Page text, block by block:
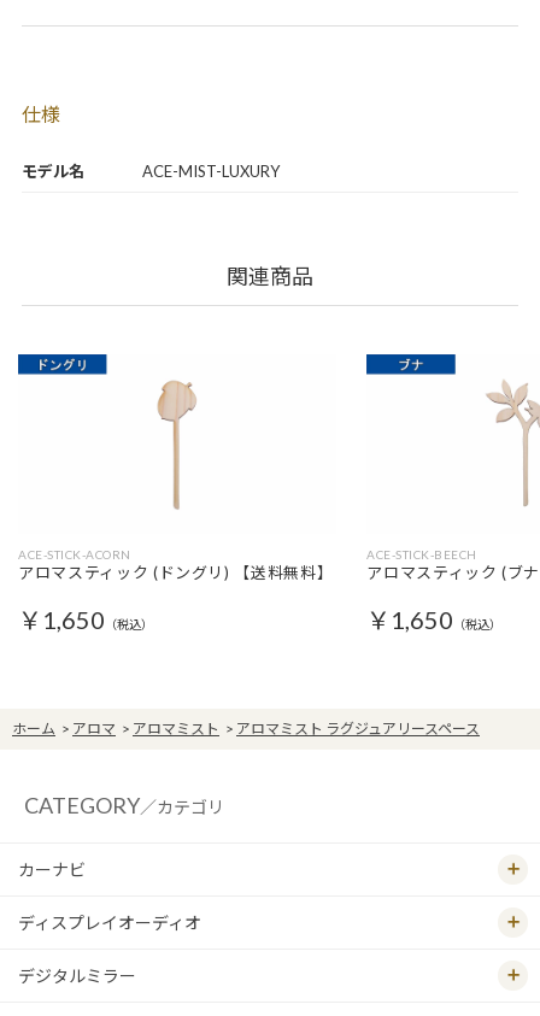
モデル名 ACE-MIST-LUXURY
仕様
関連商品
ACE-STICK-ACORN
アロマスティック (ドングリ) 【送料無料】
￥1,650 （税込）
ACE-STICK-BEECH
アロマスティック (ブ
￥1,650 （税込）
ホーム > アロマ > アロマミスト > アロマミスト ラグジュアリースペース
CATEGORY／カテゴリ
カーナビ
ディスプレイオーディオ
デジタルミラー